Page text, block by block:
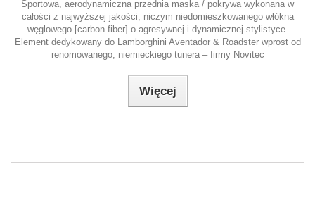
Sportowa, aerodynamiczna przednia maska / pokrywa wykonana w
całości z najwyższej jakości, niczym niedomieszkowanego włókna
węglowego [carbon fiber] o agresywnej i dynamicznej stylistyce.
Element dedykowany do Lamborghini Aventador & Roadster wprost od
renomowanego, niemieckiego tunera – firmy Novitec
Więcej